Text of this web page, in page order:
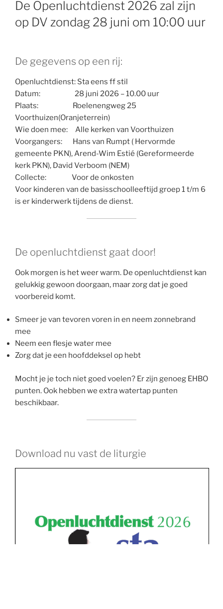
De Openluchtdienst 2026 zal zijn
op DV zondag 28 juni om 10:00 uur
De gegevens op een rij:
Openluchtdienst: Sta eens ff stil
Datum: 28 juni 2026 – 10.00 uur
Plaats: Roelenengweg 25
Voorthuizen(Oranjeterrein)
Wie doen mee: Alle kerken van Voorthuizen
Voorgangers: Hans van Rumpt ( Hervormde
gemeente PKN), Arend-Wim Estié (Gereformeerde
kerk PKN), David Verboom (NEM)
Collecte: Voor de onkosten
Voor kinderen van de basisschoolleeftijd groep 1 t/m 6
is er kinderwerk tijdens de dienst.
De openluchtdienst gaat door!
Ook morgen is het weer warm. De openluchtdienst kan
gelukkig gewoon doorgaan, maar zorg dat je goed
voorbereid komt.
Smeer je van tevoren voren in en neem zonnebrand
mee
Neem een flesje water mee
Zorg dat je een hoofddeksel op hebt
Mocht je je toch niet goed voelen? Er zijn genoeg EHBO
punten. Ook hebben we extra watertap punten
beschikbaar.
Download nu vast de liturgie